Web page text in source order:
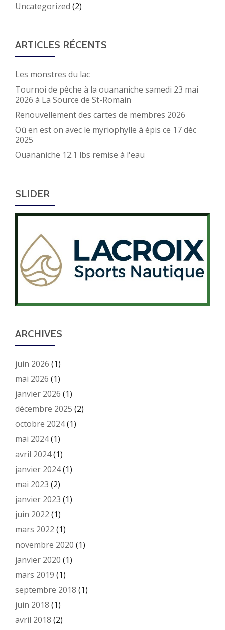
Uncategorized (2)
ARTICLES RÉCENTS
Les monstres du lac
Tournoi de pêche à la ouananiche samedi 23 mai
2026 à La Source de St-Romain
Renouvellement des cartes de membres 2026
Où en est on avec le myriophylle à épis ce 17 déc
2025
Ouananiche 12.1 lbs remise à l'eau
SLIDER
ARCHIVES
juin 2026 (1)
mai 2026 (1)
janvier 2026 (1)
décembre 2025 (2)
octobre 2024(1)
mai 2024(1)
avril 2024(1)
janvier 2024(1)
mai 2023 (2)
janvier 2023 (1)
juin 2022 (1)
mars 2022 (1)
novembre 2020 (1)
janvier 2020 (1)
mars 2019 (1)
septembre 2018 (1)
juin 2018 (1)
avril 2018 (2)